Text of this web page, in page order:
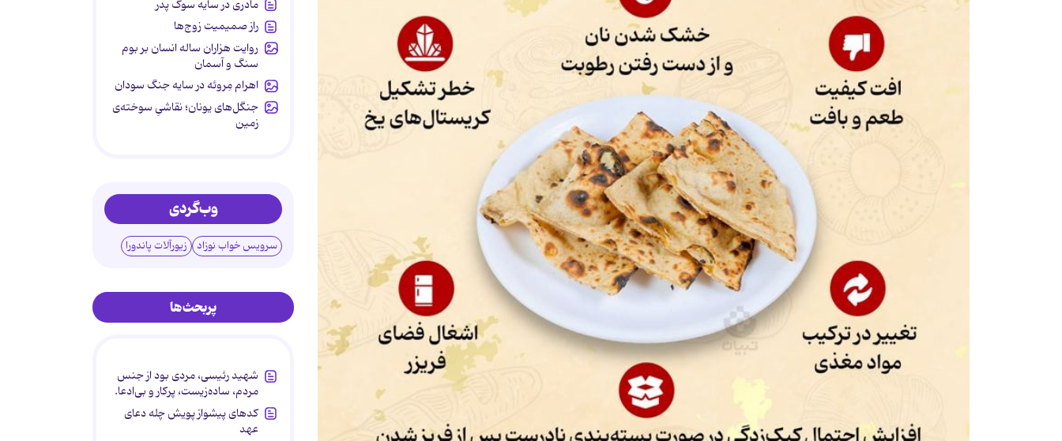
مادری در سایه سوگ پدر
راز صمیمیت زوج‌ها
روایت هزاران ساله انسان بر بوم
سنگ و آسمان
اهرام مِروئه در سایه جنگ سودان
جنگل‌های یونان؛ نقاشیِ سوخته‌ی
زمین
وب‌گردی
سرویس خواب نوزاد زیورآلات پاندورا
پربحث‌ها
شهید رئیسی، مردی بود از جنس
مردم، ساده‌زیست، پرکار و بی‌ادعا.
کدهای پیشواز پویش چله دعای
عهد